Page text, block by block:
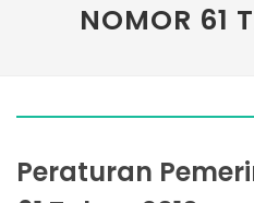
NOMOR 61
Peraturan